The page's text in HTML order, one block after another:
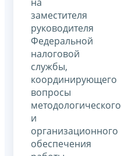
заместителя
руководителя
Федеральной
налоговой
службы,
координирующего
вопросы
методологического
и
организационного
обеспечения